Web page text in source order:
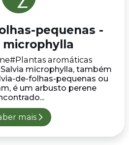
pequenas -
microphylla
#Plantas aromáticas
microphylla, também
de-folhas-pequenas ou
é um arbusto perene
mais